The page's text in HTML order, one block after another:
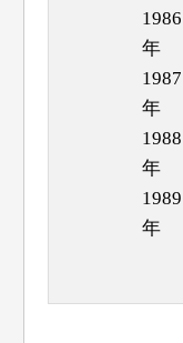
1986
年
1987
年
1988
年
1989
年